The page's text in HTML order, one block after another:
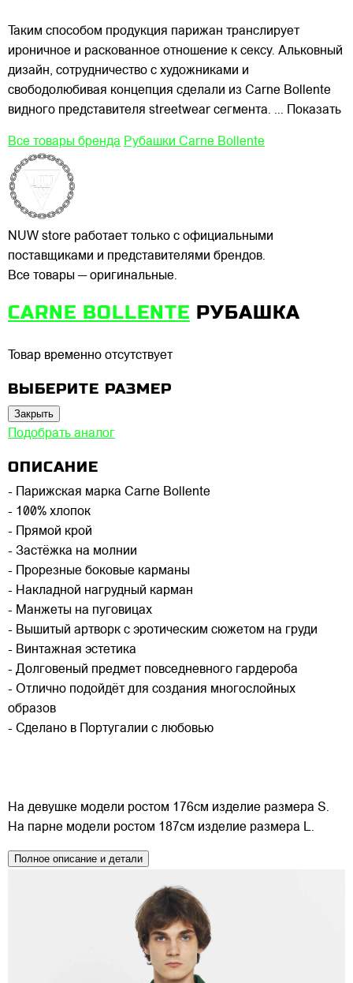
Таким способом продукция парижан транслирует
ироничное и раскованное отношение к сексу. Альковный
дизайн, сотрудничество с художниками и
свободолюбивая концепция сделали из Carne Bollente
видного представителя streetwear сегмента. ... Показать
Все товары бренда Рубашки Carne Bollente
NUW store работает только с официальными
поставщиками и представителями брендов.
Все товары — оригинальные.
CARNE BOLLENTE РУБАШКА
Товар временно отсутствует
ВЫБЕРИТЕ РАЗМЕР
Закрыть
Подобрать аналог
ОПИСАНИЕ
- Парижская марка Carne Bollente
- 100% хлопок
- Прямой крой
- Застёжка на молнии
- Прорезные боковые карманы
- Накладной нагрудный карман
- Манжеты на пуговицах
- Вышитый артворк с эротическим сюжетом на груди
- Винтажная эстетика
- Долговеный предмет повседневного гардероба
- Отлично подойдёт для создания многослойных
образов
- Сделано в Португалии с любовью
На девушке модели ростом 176см изделие размера S.
На парне модели ростом 187см изделие размера L.
Полное описание и детали